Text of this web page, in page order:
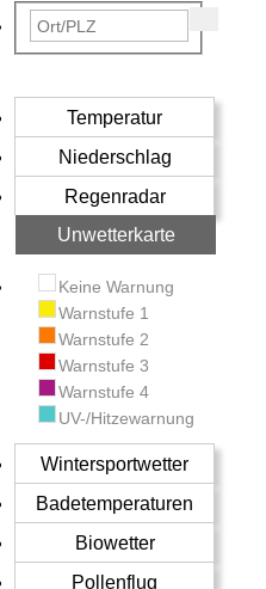
Temperatur
Niederschlag
Regenradar
Unwetterkarte
Keine Warnung
Warnstufe 1
Warnstufe 2
Warnstufe 3
Warnstufe 4
UV-/Hitzewarnung
Wintersportwetter
Badetemperaturen
Biowetter
Pollenflug